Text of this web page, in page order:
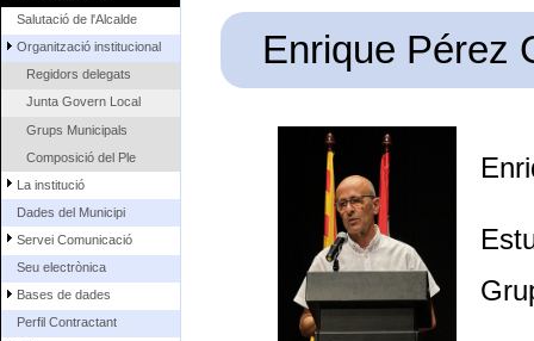
Salutació de l'Alcalde
Organització institucional
Regidors delegats
Junta Govern Local
Grups Municipals
Composició del Ple
La institució
Dades del Municipi
Servei Comunicació
Seu electrònica
Bases de dades
Perfil Contractant
Enrique Pérez